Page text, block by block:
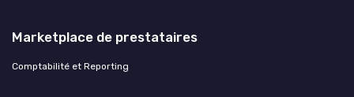
Marketplace de prestataires
Comptabilité et Reporting